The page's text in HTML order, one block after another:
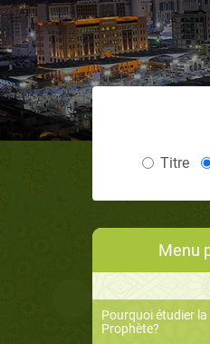
Titre
Menu
Pourquoi étudier
Prophète?